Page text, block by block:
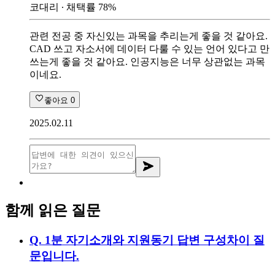
코대리 ∙ 채택률 78%
관련 전공 중 자신있는 과목을 추리는게 좋을 것 같아요.
CAD 쓰고 자소서에 데이터 다룰 수 있는 언어 있다고 만
쓰는게 좋을 것 같아요. 인공지능은 너무 상관없는 과목
이네요.
좋아요 0
2025.02.11
함께 읽은 질문
Q. 1분 자기소개와 지원동기 답변 구성차이 질
문입니다.